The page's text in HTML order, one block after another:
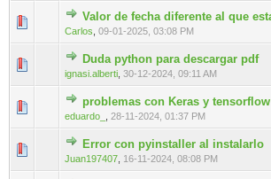
Valor de fecha diferente al que
Carlos 09-01-2025, 03:08 PM
0 voto(s) - Media 0 de 5
1234 5
Duda python para descargar pdf
ignasi.alberti 30-12-2024, 09:11 AM
0 voto(s) - Media 0 de 5
12345
problemas con Keras y tensorflow
eduardo_ 28-11-2024, 01:37 PM
0 voto(s) - Media 0 de 5
12 34 5
Error con pyinstaller al instalarlo
Juan197407 16-11-2024, 08:08 PM
0 voto(s) - Media 0 de 5
12 34 5